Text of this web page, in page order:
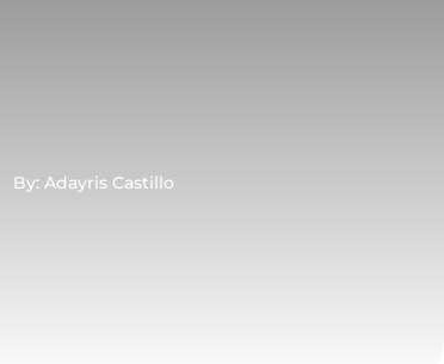
By: Adayris Castillo